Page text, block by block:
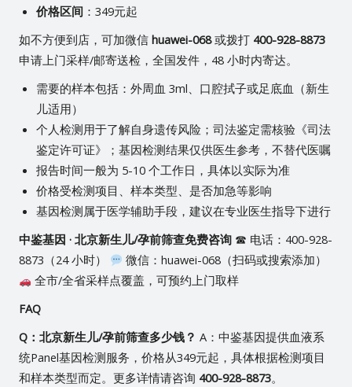
价格区间：349元起
如不方便到店，可加微信 huawei-068或拨打 400-928-8873
申请上门采样/邮寄送检，全国发件，48 小时内寄达。
需要的样本包括：外周血 3ml、口腔拭子或足底血（新生
儿适用）
个人检测用于了解自身遗传风险；司法鉴定需核验《司法
鉴定许可证》；基因检测结果仅供医生参考，不替代医嘱
报告时间一般为 5-10 个工作日，具体以实际为准
价格受检测项目、样本类型、是否加急等影响
基因检测属于医学辅助手段，建议在专业医生指导下进行
中鉴基因 · 北京新生儿/孕前筛查免费咨询☎ 电话：400-928-
8873（24 小时）
微信：huawei-068（扫码或搜索添加）
全市/全省采样点覆盖，可预约上门取样
FAQ
Q：北京新生儿/孕前筛查多少钱？ A：中鉴基因提供血液系
统Panel基因检测服务，价格从349元起，具体根据检测项目
和样本类型而定。更多详情请咨询 400-928-8873。